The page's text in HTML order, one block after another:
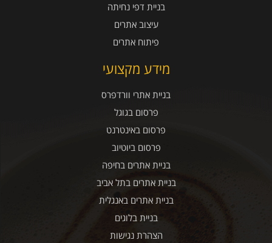
בניית דפי נחיתה
עיצוב אתרים
פיתוח אתרים
מידע מקצועי
בניית אתרי וורדפרס
פרסום בגוגל
פרסום באינטרנט
פרסום ביוטיוב
בניית אתרים בחיפה
בניית אתרים בתל אביב
בניית אתרים באנגלית
בניית בלוגים
הצהרת נגישות